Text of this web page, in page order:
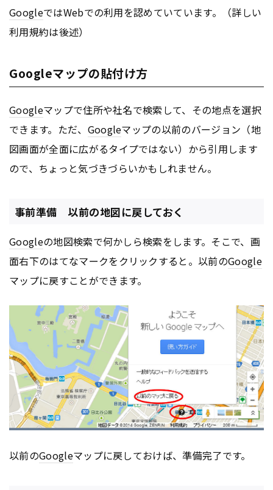
GoogleではWebでの利用を認めていています。（詳しい
利用規約は後述）
Googleマップの貼付け方
Googleマップで住所や社名で検索して、その地点を選択
できます。ただ、 Googleマップの以前のバージョン（地
図画面が全面に広がるタイプではない）から引用します
ので、ちょっと気づきづらいかもしれません。
事前準備 以前の地図に戻しておく
Googleの地図検索で何かしら検索をします。そこで、画
面右下のはてなマークをクリックすると。以前のGoogle
マップに戻すことができます。
以前のGoogleマップに戻しておけば、準備完了です。